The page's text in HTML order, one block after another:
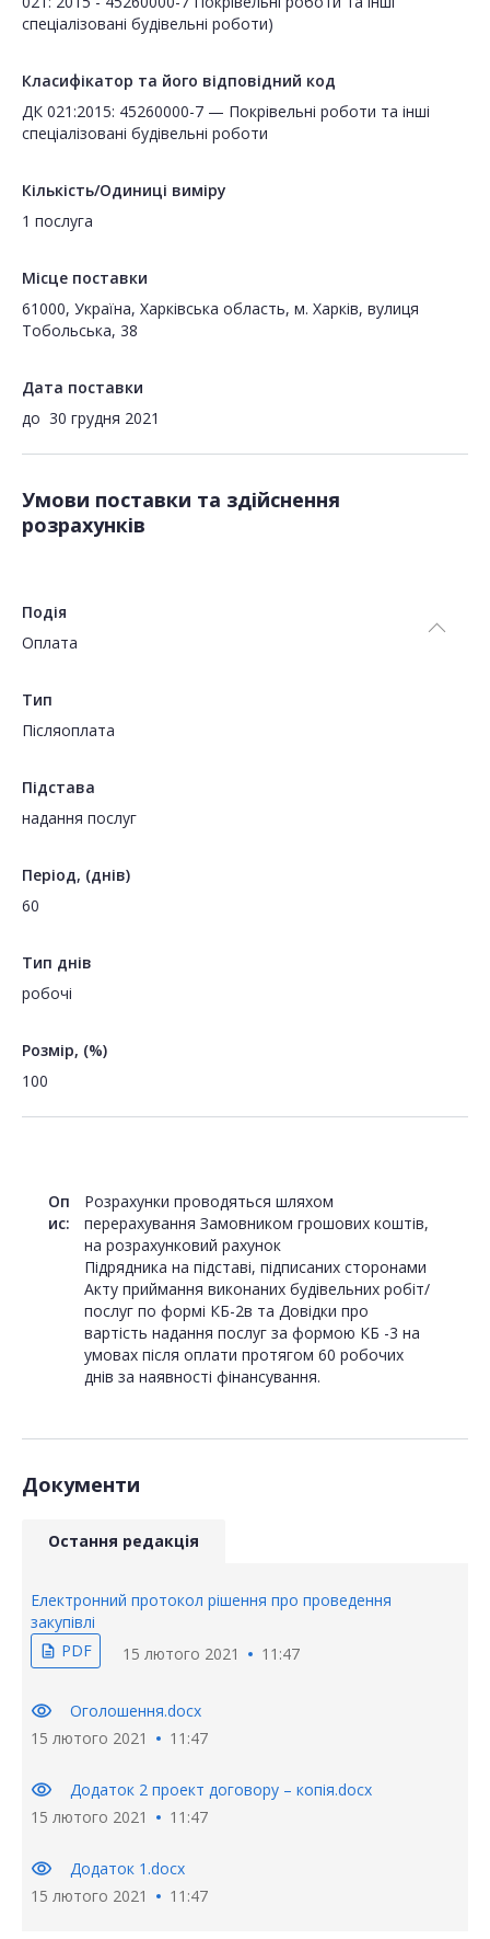
спеціалізовані будівельні роботи)
Класифікатор та його відповідний код
ДК 021:2015: 45260000-7 — Покрівельні роботи та інші
спеціалізовані будівельні роботи
Кількість/Одиниці виміру
1 послуга
Місце поставки
61000, Україна, Харківська область, м. Харків, вулиця
Тобольська, 38
Дата поставки
до 30 грудня 2021
Умови поставки та здійснення
розрахунків
Подія
Оплата
Тип
Пiсляоплата
Підстава
надання послуг
Період, (днів)
60
Тип днів
робочі
Розмір, (%)
100
Оп
ис:
Розрахунки проводяться шляхом
перерахування Замовником грошових коштів,
на розрахунковий рахунок
Підрядника на підставі, підписаних сторонами
Акту приймання виконаних будівельних робіт/
послуг по формі КБ-2в та Довідки про
вартість надання послуг за формою КБ -3 на
умовах після оплати протягом 60 робочих
днів за наявності фінансування.
Документи
Остання редакція
Електронний протокол рішення про проведення
закупівлі
description PDF 15 лютого 2021 11:47
visibility
Оголошення.docx
15 лютого 2021
11:47
visibility
Додаток 2 проект договору – копія.docx
15 лютого 2021
11:47
visibility
Додаток 1.docx
15 лютого 2021
11:47